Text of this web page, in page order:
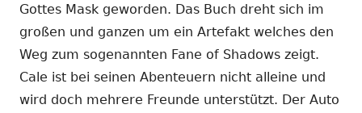
Gottes Mask geworden. Das Buch dreht sich im
großen und ganzen um ein Artefakt welches den
Weg zum sogenannten Fane of Shadows zeigt.
Cale ist bei seinen Abenteuern nicht alleine und
wird doch mehrere Freunde unterstützt. Der Auto